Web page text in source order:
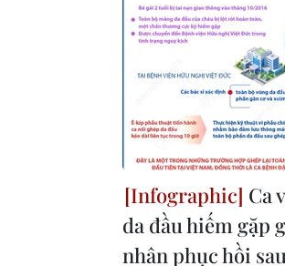
Ca
da đầu hiếm gặp
nhân phục hồi